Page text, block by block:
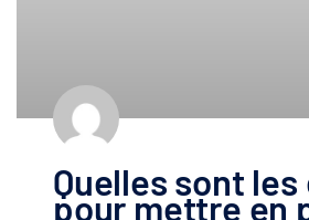
Quelles sont
pour mettre en